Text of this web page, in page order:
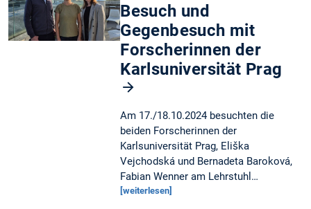
Besuch und
Gegenbesuch mit
Forscherinnen der
Karlsuniversität Prag
Am 17./18.10.2024 besuchten die
beiden Forscherinnen der
Karlsuniversität Prag, Eliška
Vejchodská und Bernadeta Baroková,
Fabian Wenner am Lehrstuhl…
[weiterlesen]